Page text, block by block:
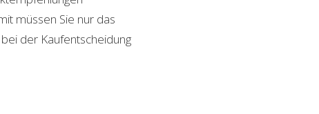
müssen Sie nur das
der Kaufentscheidung